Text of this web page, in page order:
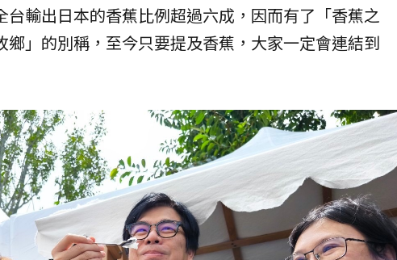
台輸出日本的香蕉比例超過六成，因而有了「香蕉之
鄉」的別稱，至今只要提及香蕉，大家一定會連結到